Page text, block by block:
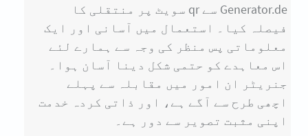
Generator.de سے qr سویٹ پر منتقلی کا
فیصلہ کیا۔ استعمال میں آسانی اور ایک
معلوماتی پس منظر کی وجہ سے ہمارے لئے
اس معاہدے کو حتمی شکل دینا آسان ہوا۔
جنریٹر ان امور میں مقابلہ سے پہلے
اچھی طرح سے آگے ہے، اور ذاتی کردہ خدمت
اپنی مثبت تصویر سے دور ہے۔